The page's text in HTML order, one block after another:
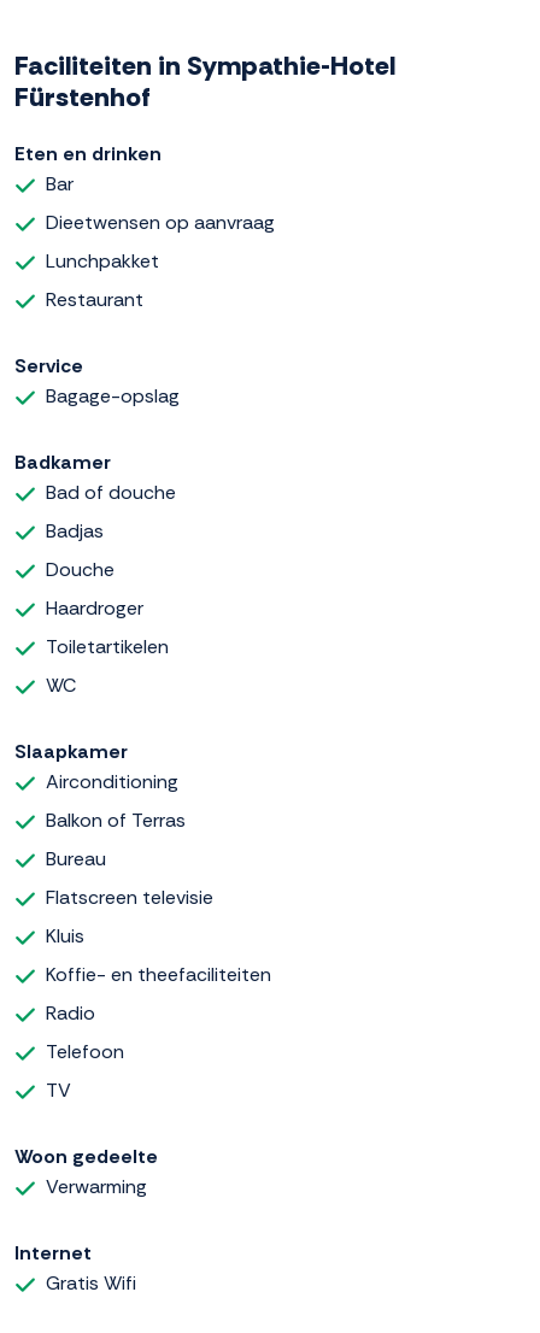
Faciliteiten in Sympathie-Hotel
Fürstenhof
Eten en drinken
Bar
Dieetwensen op aanvraag
Lunchpakket
Restaurant
Service
Bagage-opslag
Badkamer
Bad of douche
Badjas
Douche
Haardroger
Toiletartikelen
WC
Slaapkamer
Airconditioning
Balkon of Terras
Bureau
Flatscreen televisie
Kluis
Koffie- en theefaciliteiten
Radio
Telefoon
TV
Woon gedeelte
Verwarming
Internet
Gratis Wifi